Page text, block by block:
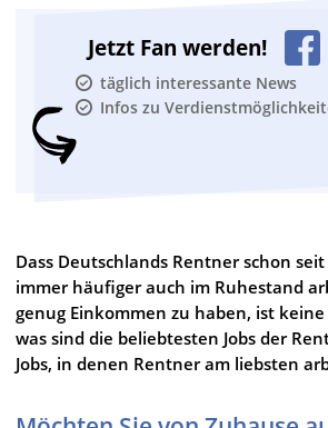
Jetzt Fan werden!
täglich interessante News
Infos zu
Dass Deutschlands Rentner schon
immer häufiger auch im Ruhestand
genug Einkommen zu haben, ist
was sind die beliebtesten Jobs der
Jobs, in denen Rentner am liebsten